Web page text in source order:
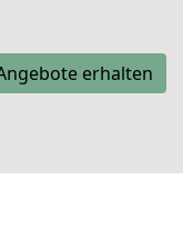
erhalten